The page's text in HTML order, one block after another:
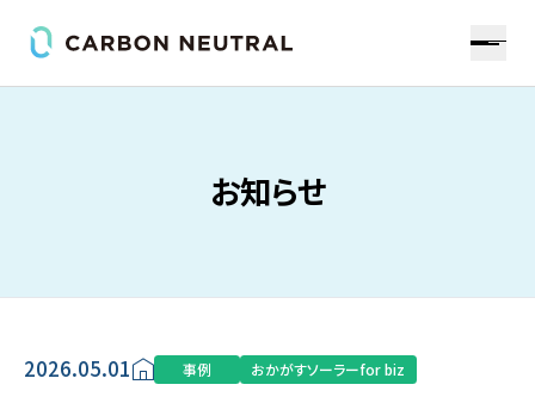
お知らせ
2026.05.01 事例 おかがすソーラーfor biz